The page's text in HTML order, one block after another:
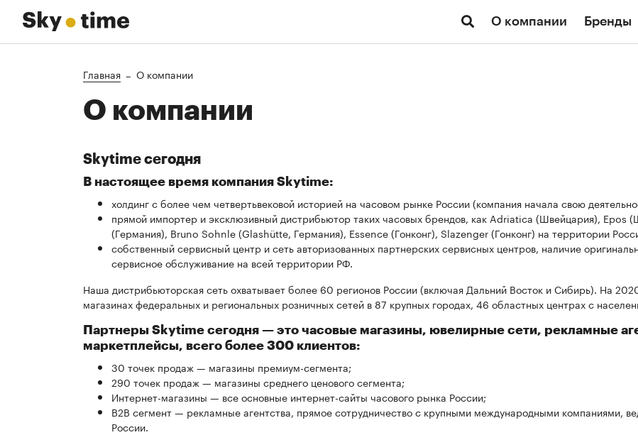
О компании Бренды
Главная О компании
О компании
Skytime сегодня
В настоящее время компания Skytime:
холдинг с более чем четвертьвековой историей на часовом рынке России (компания начала свою
прямой импортер и эксклюзивный дистрибьютор таких часовых брендов, как Adriatica (Швейцария), Epos
(Германия), Bruno Sohnle (Glashütte, Германия), Essence (Гонконг), Slazenger (Гонконг) на территории
собственный сервисный центр и сеть авторизованных партнерских сервисных центров, наличие
сервисное обслуживание на всей территории РФ.
Наша дистрибьюторская сеть охватывает более 60 регионов России (включая Дальний Восток и Сибирь). На
магазинах федеральных и региональных розничных сетей в 87 крупных городах, 46 областных центрах с
Партнеры Skytime сегодня — это часовые магазины, ювелирные сети, рекламные
маркетплейсы, всего более 300 клиентов:
30 точек продаж — магазины премиум-сегмента;
290 точек продаж — магазины среднего ценового сегмента;
Интернет-магазины — все основные интернет-сайты часового рынка России;
B2B сегмент — рекламные агентства, прямое сотрудничество с крупными международными компаниями,
России.